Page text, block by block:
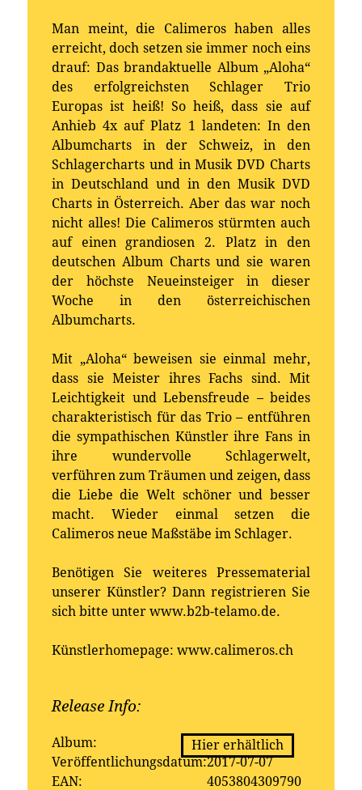
Man meint, die Calimeros haben alles
erreicht, doch setzen sie immer noch eins
drauf: Das brandaktuelle Album „Aloha“
des erfolgreichsten Schlager Trio
Europas ist heiß! So heiß, dass sie auf
Anhieb 4x auf Platz 1 landeten: In den
Albumcharts in der Schweiz, in den
Schlagercharts und in Musik DVD Charts
in Deutschland und in den Musik DVD
Charts in Österreich. Aber das war noch
nicht alles! Die Calimeros stürmten auch
auf einen grandiosen 2. Platz in den
deutschen Album Charts und sie waren
der höchste Neueinsteiger in dieser
Woche in den österreichischen
Albumcharts.
Mit „Aloha“ beweisen sie einmal mehr,
dass sie Meister ihres Fachs sind. Mit
Leichtigkeit und Lebensfreude – beides
charakteristisch für das Trio – entführen
die sympathischen Künstler ihre Fans in
ihre wundervolle Schlagerwelt,
verführen zum Träumen und zeigen, dass
die Liebe die Welt schöner und besser
macht. Wieder einmal setzen die
Calimeros neue Maßstäbe im Schlager.
Benötigen Sie weiteres Pressematerial
unserer Künstler? Dann registrieren Sie
sich bitte unter www.b2b-telamo.de.
Künstlerhomepage: www.calimeros.ch
Release Info:
Album:
Aloha
Veröffentlichungsdatum:2017-07-07
EAN:
4053804309790
Hier erhältlich